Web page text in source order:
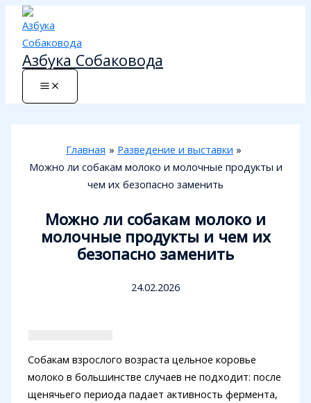
Перейти
содержимому
Азбука Собаковода
Главная
Разведение и выставки
Можно ли собакам молоко и молочные продукты и
чем их безопасно заменить
Можно ли собакам молоко и
молочные продукты и чем их
безопасно заменить
24.02.2026
Собакам взрослого возраста цельное коровье
молоко в большинстве случаев не подходит: после
щенячьего периода падает активность фермента,